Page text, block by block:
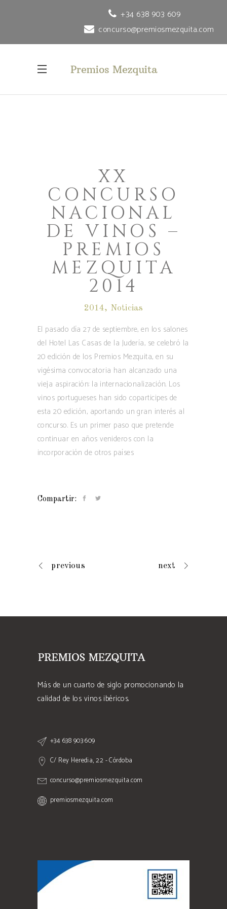
+34 638 903 609
concurso@premiosmezquita.com
XX
CONCURSO
NACIONAL
DE VINOS –
PREMIOS
MEZQUITA
2014
2014, Noticias
El pasado día 27 de septiembre, en los salones
del Hotel Las Casas de la Judería, se celebró la
20 edición de los Premios Mezquita, en su
vigésima convocatoria han alcanzado una
vieja aspiración: la internacionalización. Los
vinos portugueses han sido coparticipes de
esta 20 edición, aportando un gran interés al
concurso. Es un primer paso que pretende
continuar en años venideros con la
incorporación de otros países
previous next
Más de un cuarto de siglo promocionando la
calidad de los vinos ibéricos.
+34 638 903 609
C/ Rey Heredia, 22 - Córdoba
concurso@premiosmezquita.com
premiosmezquita.com